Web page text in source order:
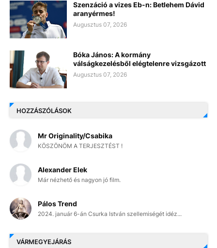
Szenzáció a vizes Eb-n: Betlehem Dávid
aranyérmes!
Augusztus 07, 2026
Bóka János: A kormány
válságkezelésből elégtelenre vizsgázott
Augusztus 07, 2026
HOZZÁSZÓLÁSOK
Mr Originality/Csabika
KÖSZÖNÖM A TERJESZTÉST !
Alexander Elek
Már nézhető és nagyon jó film.
Pálos Trend
2024. január 6-án Csurka István szellemiségét idéz...
VÁRMEGYEJÁRÁS